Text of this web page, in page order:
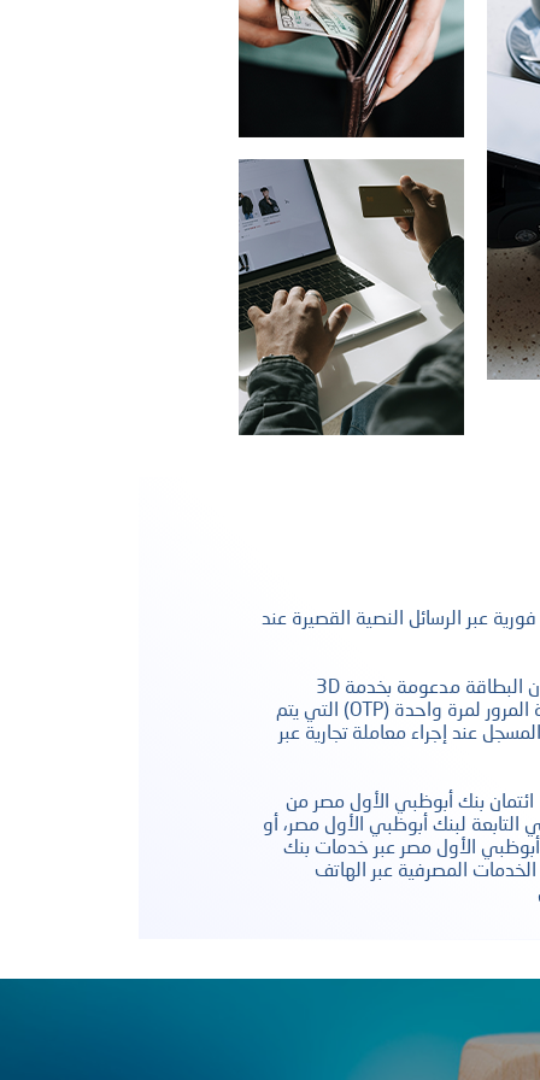
عبر الرسائل النصية القصيرة عند
تسوق عبر الإنترنت بأمان حيث أن البطاقة مدعومة بخدمة 3D
Secure. سيُطلب منك إدخال كلمة المرور لمرة واحدة (OTP) التي يتم
عند إجراء معاملة تجارية عبر
بنك أبوظبي الأول مصر من
لبنك أبوظبي الأول مصر، أو
الأول مصر عبر خدمات بنك
المصرفية عبر الهاتف